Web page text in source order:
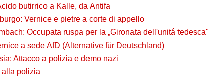
butirrico a Kalle, da Antifa
Vernice e pietre a corte di appello
Occupata ruspa per la „Gironata dell'unitá tedesca"
a sede AfD (Alternative für Deutschland)
Attacco a polizia e demo nazi
alla polizia